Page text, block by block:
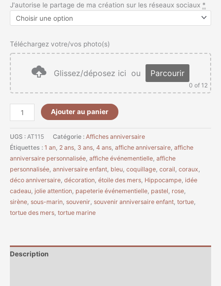
J'autorise le partage de ma création sur les réseaux sociaux *
Téléchargez votre/vos photo(s)
Glissez/déposez ici ou Parcourir
0 of 12
Ajouter au panier
UGS : AT115 Catégorie : Affiches anniversaire
Étiquettes : 1 an 2 ans 3 ans 4 ans affiche anniversaire affiche
anniversaire personnalisée affiche événementielle affiche
personnalisée anniversaire enfant bleu coquillage corail coraux
déco anniversaire décoration étoile des mers Hippocampe idée
cadeau jolie attention papeterie événementielle pastel rose
sirène sous-marin souvenir souvenir anniversaire enfant tortue
tortue des mers tortue marine
Description